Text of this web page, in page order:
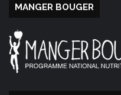
MANGER BOUGER